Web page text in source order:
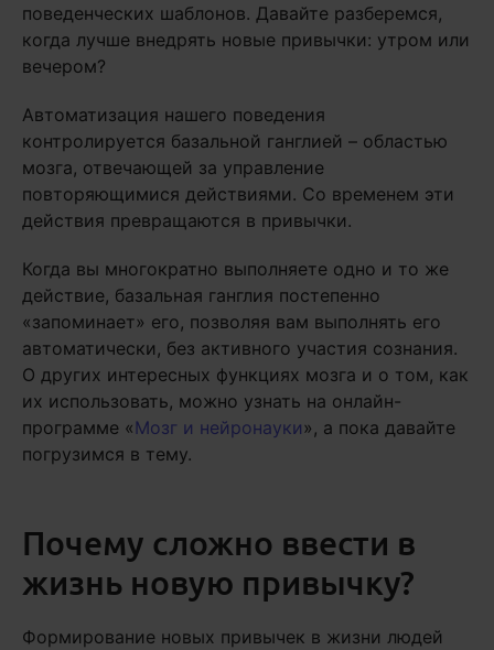
поведенческих шаблонов. Давайте разберемся,
когда лучше внедрять новые привычки: утром или
вечером?
Автоматизация нашего поведения
контролируется базальной ганглией – областью
мозга, отвечающей за управление
повторяющимися действиями. Со временем эти
действия превращаются в привычки.
Когда вы многократно выполняете одно и то же
действие, базальная ганглия постепенно
«запоминает» его, позволяя вам выполнять его
автоматически, без активного участия сознания.
О других интересных функциях мозга и о том, как
их использовать, можно узнать на онлайн-
программе «Мозг и нейронауки», а пока давайте
погрузимся в тему.
Почему сложно ввести в
жизнь новую привычку?
Формирование новых привычек в жизни людей